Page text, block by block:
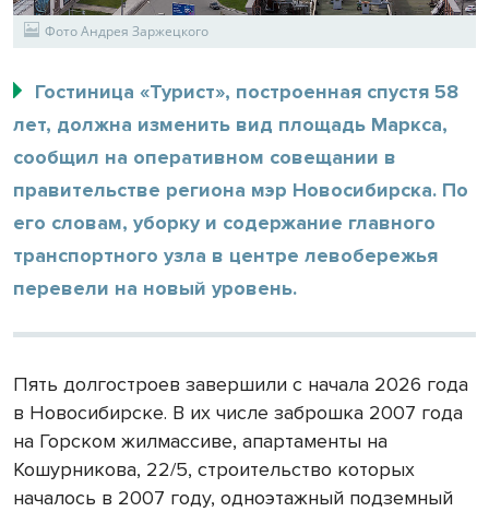
Фото Андрея Заржецкого
Гостиница «Турист», построенная спустя 58
лет, должна изменить вид площадь Маркса,
сообщил на оперативном совещании в
правительстве региона мэр Новосибирска. По
его словам, уборку и содержание главного
транспортного узла в центре левобережья
перевели на новый уровень.
Пять долгостроев завершили с начала 2026 года
в Новосибирске. В их числе заброшка 2007 года
на Горском жилмассиве, апартаменты на
Кошурникова, 22/5, строительство которых
началось в 2007 году, одноэтажный подземный